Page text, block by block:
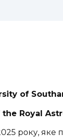
of
Royal
року, яке